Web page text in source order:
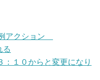
アクション
る
１０からと変更になり